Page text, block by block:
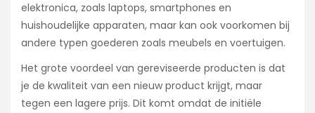
elektronica, zoals laptops, smartphones en
huishoudelijke apparaten, maar kan ook voorkomen bij
andere typen goederen zoals meubels en voertuigen.
Het grote voordeel van gereviseerde producten is dat
je de kwaliteit van een nieuw product krijgt, maar
tegen een lagere prijs. Dit komt omdat de initiële